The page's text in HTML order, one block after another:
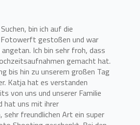
bin ich auf die
Fotowerft gestoßen und war
Ich bin sehr froh, dass
gemacht hat.
bis hin zu unserem großen Tag
Katja hat es verstanden
von uns und unserer Familie
hat uns mit ihrer
sehr freundlichen Art ein super